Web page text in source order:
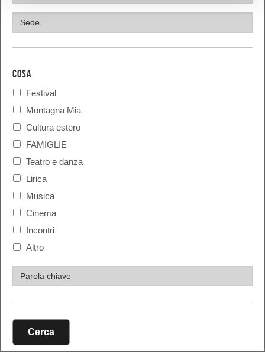
COSA
Festival
Montagna Mia
Cultura estero
FAMIGLIE
Teatro e danza
Lirica
Musica
Cinema
Incontri
Altro
Cerca